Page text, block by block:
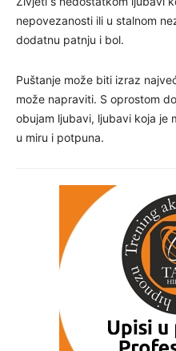
nepovezanosti ili u stalnom
dodatnu patnju i bol.
Puštanje može biti izraz
može napraviti. S oprostom
obujam ljubavi, ljubavi koja je
u miru i potpuna.